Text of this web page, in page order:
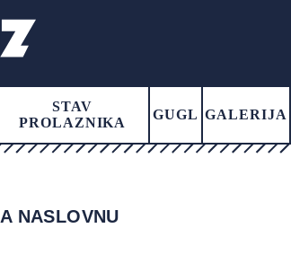
STAV
PROLAZNIKA
GUGL GALERIJA
NASLOVNU